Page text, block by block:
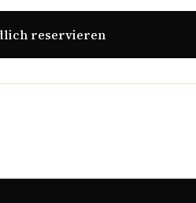
reservieren